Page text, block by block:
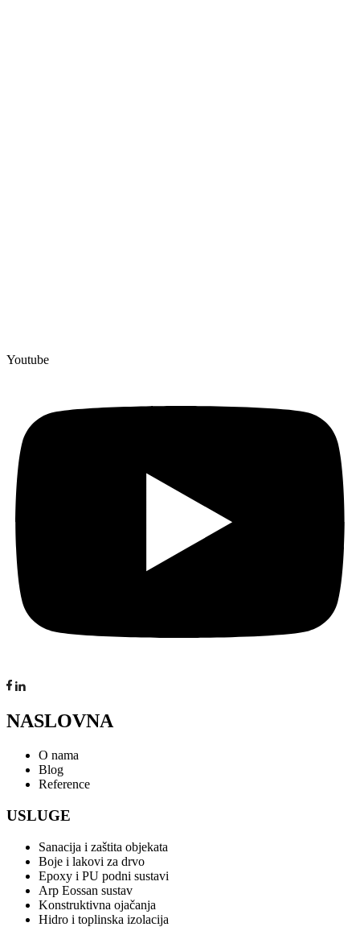
Youtube
NASLOVNA
O nama
Blog
Reference
USLUGE
Sanacija i zaštita objekata
Boje i lakovi za drvo
Epoxy i PU podni sustavi
Arp Eossan sustav
Konstruktivna ojačanja
Hidro i toplinska izolacija